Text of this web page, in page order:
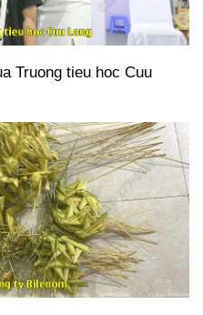
Truong tieu hoc Cuu